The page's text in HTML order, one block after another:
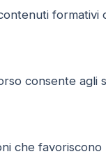
consente agli
che